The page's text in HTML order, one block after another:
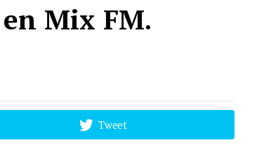
Mix FM.
Tweet